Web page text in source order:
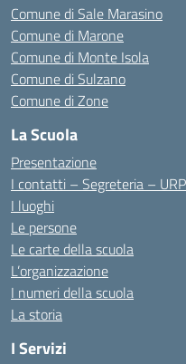
Comune di Sale Marasino
Comune di Marone
Comune di Monte Isola
Comune di Sulzano
Comune di Zone
La Scuola
Presentazione
I contatti – Segreteria – URP
I luoghi
Le persone
Le carte della scuola
L’organizzazione
I numeri della scuola
La storia
I Servizi